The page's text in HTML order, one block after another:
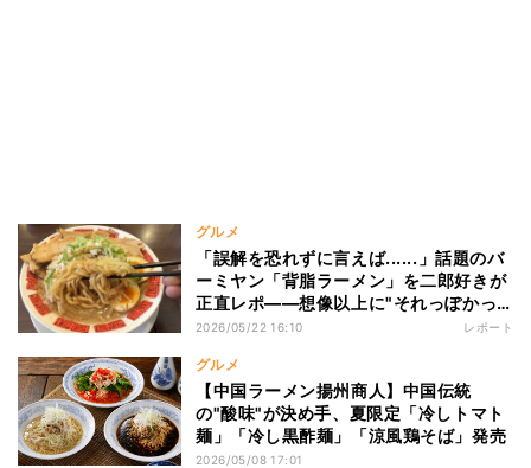
グルメ
「誤解を恐れずに言えば......」話題のバ
ーミヤン「背脂ラーメン」を二郎好きが
正直レポ――想像以上に"それっぽかっ
た"
2026/05/22 16:10 レポート
グルメ
【中国ラーメン揚州商人】中国伝統
の"酸味"が決め手、夏限定「冷しトマト
麺」「冷し黒酢麺」「涼風鶏そば」発売
2026/05/08 17:01